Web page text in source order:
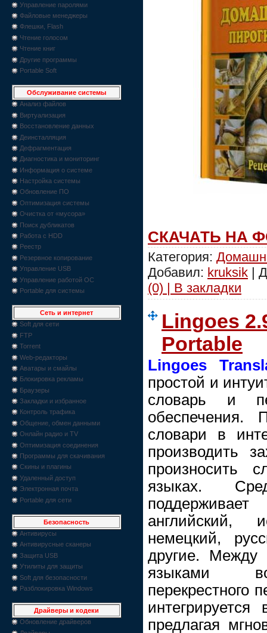
Управление паролями
Файловые менеджеры
Флешки, Flash
Чтение голосом
Чтение книг
Другие программы
Portable Soft
Обслуживание системы
Анализ файлов
Виртуализация
Восстановление данных
Деинсталляция
Дефрагментация
Диагностика и мониторинг
Информация о системе
Настройка системы
Обновление ПО
Оптимизация системы
Очистка от «мусора»
Поиск дубликатов
Работа с HDD
Реестр
Резервное копирование
Управление USB
Управление работой ОС
Portable для системы
Сеть и интернет
Soft для сети
FTP
Torrent
Web-редакторы
Аватары и смайлы
Блокировка рекламы
Браузеры
Закладки и избранное
Контроль трафика
Общение, обмен данными
Онлайн радио и TV
Оптимизация соединения
Программы для скачивания
Скины и плагины
Удаленный доступ
Электронная почта
Portable для сети
Безопасность
Антивирусы
Антивирусные сканеры
Защита USB
Утилиты для защиты
Soft для безопасности
Разблокировка Windows
Драйверы и кодеки
Обновление драйверов
СКАЧАТЬ НА
Категория:
Добавил: kruksik |
(0) | В закладки
Lingoes
Portable
Lingoes
простой и
словарь и
обеспечения.
словари в
производить
произносить
языках.
английский,
немецкий,
другие. Между
языками
перекрестного
предлагая